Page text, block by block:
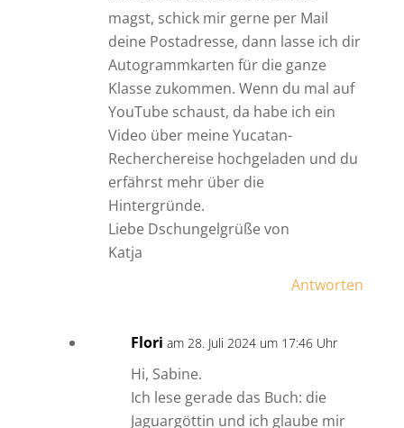
magst, schick mir gerne per Mail
deine Postadresse, dann lasse ich dir
Autogrammkarten für die ganze
Klasse zukommen. Wenn du mal auf
YouTube schaust, da habe ich ein
Video über meine Yucatan-
Recherchereise hochgeladen und du
erfährst mehr über die
Hintergründe.
Liebe Dschungelgrüße von
Katja
Antworten
Flori am 28. Juli 2024 um 17:46 Uhr
Hi, Sabine.
Ich lese gerade das Buch: die
Jaguargöttin und ich glaube mir